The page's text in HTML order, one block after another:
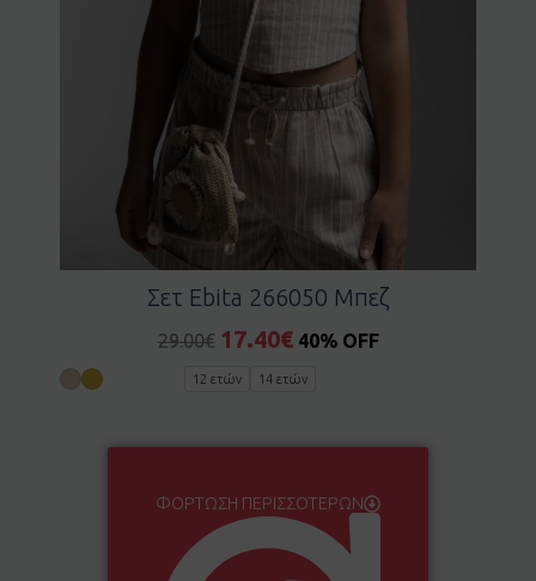
Σετ Ebita 266050 Μπεζ
29.00€ 17.40€ 40% OFF
12 ετών 14 ετών
ΦΌΡΤΩΣΗ ΠΕΡΙΣΣΌΤΕΡΩΝ